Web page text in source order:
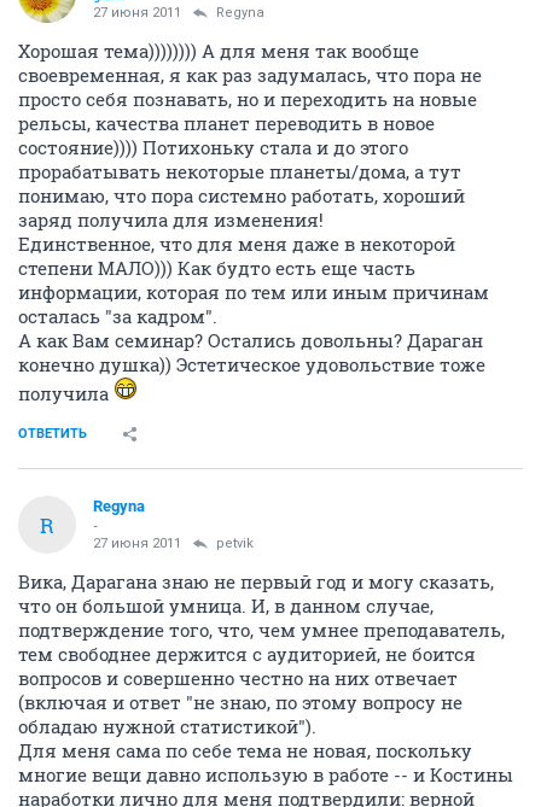
27 июня 2011 Regyna
Хорошая тема)))))))) А для меня так вообще
своевременная, я как раз задумалась, что пора не
просто себя познавать, но и переходить на новые
рельсы, качества планет переводить в новое
состояние)))) Потихоньку стала и до этого
прорабатывать некоторые планеты/дома, а тут
понимаю, что пора системно работать, хороший
заряд получила для изменения!
Единственное, что для меня даже в некоторой
степени МАЛО))) Как будто есть еще часть
информации, которая по тем или иным причинам
осталась "за кадром".
А как Вам семинар? Остались довольны? Дараган
конечно душка)) Эстетическое удовольствие тоже
получила
ОТВЕТИТЬ
R
Regyna
-
27 июня 2011 petvik
Вика, Дарагана знаю не первый год и могу сказать,
что он большой умница. И, в данном случае,
подтверждение того, что, чем умнее преподаватель,
тем свободнее держится с аудиторией, не боится
вопросов и совершенно честно на них отвечает
(включая и ответ "не знаю, по этому вопросу не
обладаю нужной статистикой").
Для меня сама по себе тема не новая, поскольку
многие вещи давно использую в работе -- и Костины
наработки лично для меня подтвердили: верной